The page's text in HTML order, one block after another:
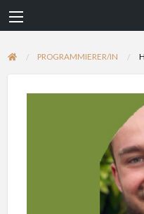
PROGRAMMIERER/IN